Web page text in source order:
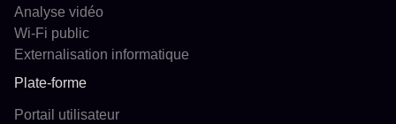
Analyse vidéo
Wi-Fi public
Externalisation informatique
Plate-forme
Portail utilisateur